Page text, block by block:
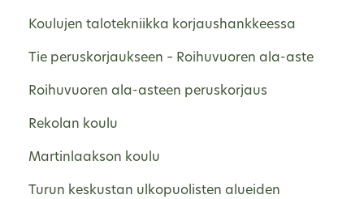
Koulujen talotekniikka korjaushankkeessa
Tie peruskorjaukseen – Roihuvuoren ala-aste
Roihuvuoren ala-asteen peruskorjaus
Rekolan koulu
Martinlaakson koulu
Turun keskustan ulkopuolisten alueiden